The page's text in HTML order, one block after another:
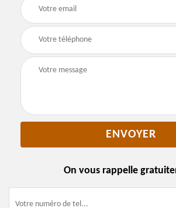
On vous rappelle